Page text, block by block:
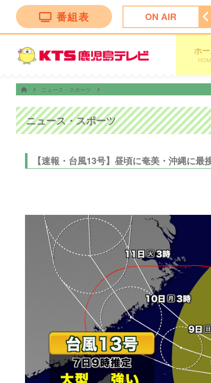
番組表 ON AIR
ごしま 11:30 ＦＮＮ Ｌｉｖｅ Ｎｅｗｓ ｄａｙｓ
ホ
ニュース・スポーツ
ニュース・スポーツ
【速報・台風13号】昼頃に奄美・沖縄